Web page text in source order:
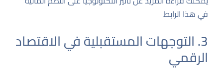
في هذا الرابط.
3. التوجهات المستقبلية في الاقتصاد
الرقمي